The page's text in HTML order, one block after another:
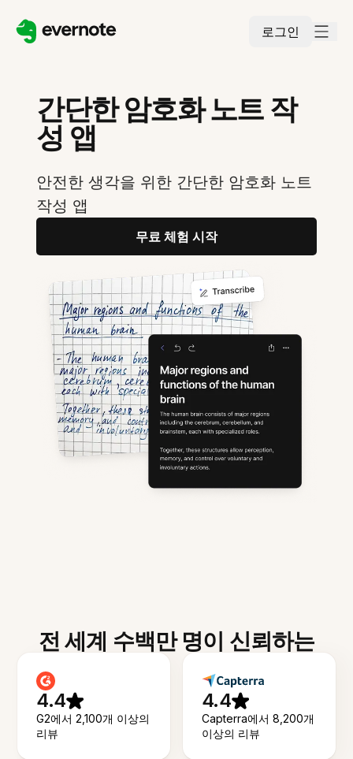
로그인
간단한 암호화 노트 작
성 앱
안전한 생각을 위한 간단한 암호화 노트
작성 앱
무료 체험 시작
전 세계 수백만 명이 신뢰하는
4.4
G2에서 2,100개 이상의
리뷰
4.4
Capterra에서 8,200개
이상의 리뷰